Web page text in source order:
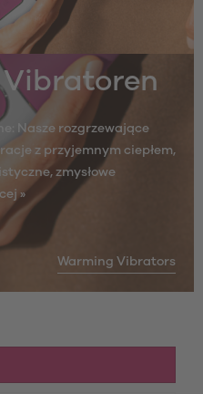
Nasze rozgrzewające
z przyjemnym ciepłem,
zmysłowe
»
Warming Vibrators